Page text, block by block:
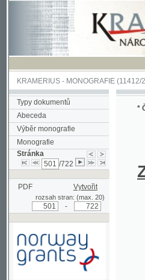
KRAMERIUS-MONOGRAFIE(11412/
Typy dokumentů
Abeceda
Výběr monografie
Monografie
Stránka
/722
PDF Vytvořit
rozsah stran: (max. 20)
Podpořeno grantem z Norska
prostřednictvím Norského
*